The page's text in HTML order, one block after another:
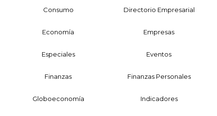
Consumo Directorio Empresarial
Economía Empresas
Especiales Eventos
Finanzas Finanzas Personales
Globoeconomía Indicadores